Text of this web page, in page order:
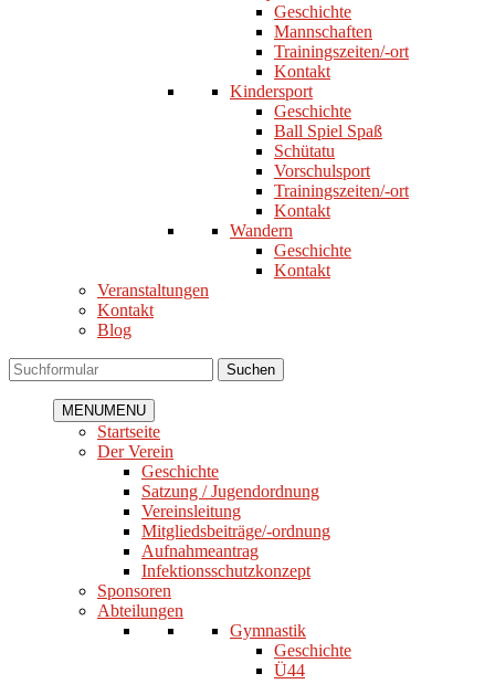
Geschichte
Mannschaften
Trainingszeiten/-ort
Kontakt
Kindersport
Geschichte
Ball Spiel Spaß
Schütatu
Vorschulsport
Trainingszeiten/-ort
Kontakt
Wandern
Geschichte
Kontakt
Veranstaltungen
Kontakt
Blog
Suchen
MENUMENU
Startseite
Der Verein
Geschichte
Satzung / Jugendordnung
Vereinsleitung
Mitgliedsbeiträge/-ordnung
Aufnahmeantrag
Infektionsschutzkonzept
Sponsoren
Abteilungen
Gymnastik
Geschichte
Ü44